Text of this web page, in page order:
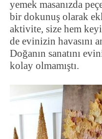
yemek masanızda
bir dokunuş olarak
aktivite, size hem
de evinizin havasını
Doğanın sanatını
kolay olmamıştı.